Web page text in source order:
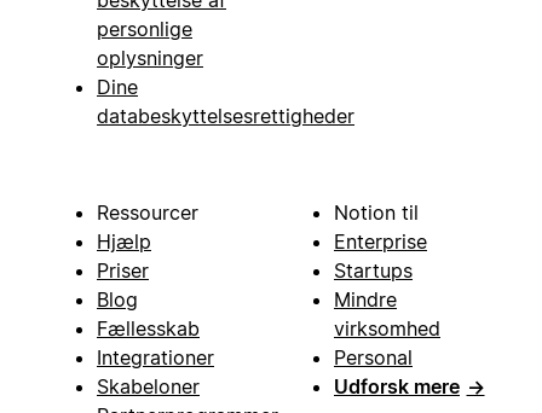
personlige
oplysninger
Dine
databeskyttelsesrettigheder
Ressourcer
Hjælp
Priser
Blog
Fællesskab
Integrationer
Skabeloner
Notion til
Enterprise
Startups
Mindre
virksomhed
Personal
Udforsk mere →